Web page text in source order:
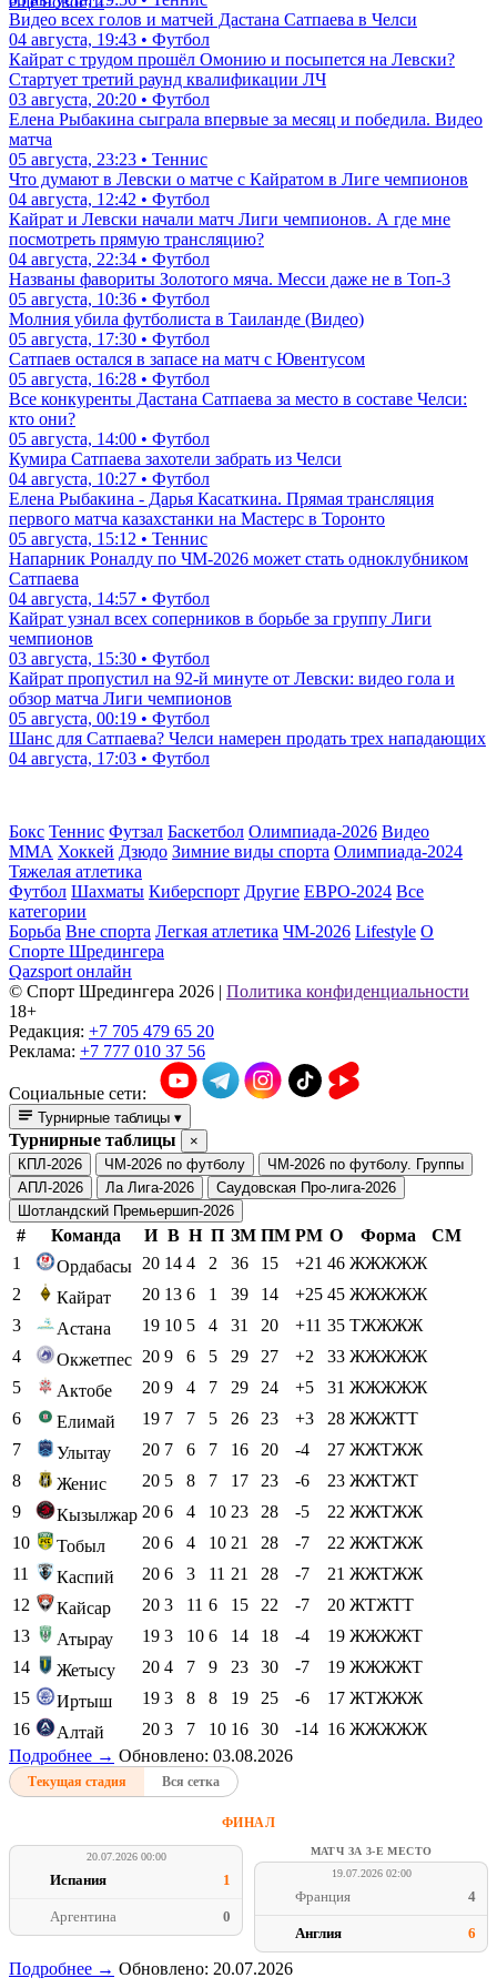
Видео всех голов и матчей Дастана Сатпаева в Челси
04 августа, 19:43 • Футбол
Кайрат с трудом прошёл Омонию и посыпется на Левски?
Стартует третий раунд квалификации ЛЧ
03 августа, 20:20 • Футбол
Елена Рыбакина сыграла впервые за месяц и победила. Видео
матча
05 августа, 23:23 • Теннис
Что думают в Левски о матче с Кайратом в Лиге чемпионов
04 августа, 12:42 • Футбол
Кайрат и Левски начали матч Лиги чемпионов. А где мне
посмотреть прямую трансляцию?
04 августа, 22:34 • Футбол
Названы фавориты Золотого мяча. Месси даже не в Топ-3
05 августа, 10:36 • Футбол
Молния убила футболиста в Таиланде (Видео)
05 августа, 17:30 • Футбол
Сатпаев остался в запасе на матч с Ювентусом
05 августа, 16:28 • Футбол
Все конкуренты Дастана Сатпаева за место в составе Челси:
кто они?
05 августа, 14:00 • Футбол
Кумира Сатпаева захотели забрать из Челси
04 августа, 10:27 • Футбол
Елена Рыбакина - Дарья Касаткина. Прямая трансляция
первого матча казахстанки на Мастерс в Торонто
05 августа, 15:12 • Теннис
Напарник Роналду по ЧМ-2026 может стать одноклубником
Сатпаева
04 августа, 14:57 • Футбол
Кайрат узнал всех соперников в борьбе за группу Лиги
чемпионов
03 августа, 15:30 • Футбол
Кайрат пропустил на 92-й минуте от Левски: видео гола и
обзор матча Лиги чемпионов
05 августа, 00:19 • Футбол
Шанс для Сатпаева? Челси намерен продать трех нападающих
04 августа, 17:03 • Футбол
Бокс Теннис Футзал Баскетбол Олимпиада-2026 Видео
ММА Хоккей Дзюдо Зимние виды спорта Олимпиада-2024
Тяжелая атлетика
Футбол Шахматы Киберспорт Другие ЕВРО-2024 Все
категории
Борьба Вне спорта Легкая атлетика ЧМ-2026 Lifestyle О
Спорте Шредингера
Qazsport онлайн
© Cпорт Шредингера 2026 | Политика конфиденциальности
18+
Редакция: +7 705 479 65 20
Реклама: +7 777 010 37 56
Социальные сети:
Турнирные таблицы ▾
Турнирные таблицы
×
КПЛ-2026
ЧМ-2026 по футболу
ЧМ-2026 по футболу. Группы
АПЛ-2026
Ла Лига-2026
Саудовская Про-лига-2026
Шотландский Премьершип-2026
# Команда И В Н П ЗМ ПМ РМ О Форма
СМ
1
Ордабасы 20 14 4 2 36 15 +21 46 ЖЖЖЖЖ
2
Кайрат 20 13 6 1 39 14 +25 45 ЖЖЖЖЖ
3
Астана 19 10 5 4 31 20 +11 35 ТЖЖЖЖ
4
Окжетпес 20 9 6 5 29 27 +2 33 ЖЖЖЖЖ
5
Актобе 20 9 4 7 29 24 +5 31 ЖЖЖЖЖ
6
Елимай 19 7 7 5 26 23 +3 28 ЖЖЖТТ
7
Улытау 20 7 6 7 16 20 -4 27 ЖЖТЖЖ
8
Женис 20 5 8 7 17 23 -6 23 ЖЖТЖТ
9
Кызылжар 20 6 4 10 23 28 -5 22 ЖЖТЖЖ
10
Тобыл 20 6 4 10 21 28 -7 22 ЖЖТЖЖ
11
Каспий 20 6 3 11 21 28 -7 21 ЖЖТЖЖ
12
Кайсар 20 3 11 6 15 22 -7 20 ЖТЖТТ
13
Атырау 19 3 10 6 14 18 -4 19 ЖЖЖЖТ
14
Жетысу 20 4 7 9 23 30 -7 19 ЖЖЖЖТ
15
Иртыш 19 3 8 8 19 25 -6 17 ЖТЖЖЖ
16
Алтай 20 3 7 10 16 30 -14 16 ЖЖЖЖЖ
Подробнее → Обновлено: 03.08.2026
Текущая стадия Вся сетка
ФИНАЛ
20.07.2026 00:00
Испания 1
Аргентина 0
МАТЧ ЗА 3-Е МЕСТО
19.07.2026 02:00
Франция 4
Англия 6
Подробнее → Обновлено: 20.07.2026